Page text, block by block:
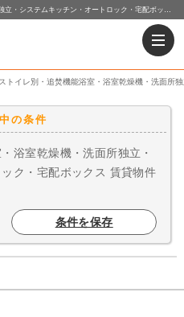
バストイレ別・追焚機能浴室・浴室乾燥機・洗面所独立・システムキッチン・オートロック・宅配ボックス ｜賃貸物件一覧｜株式会社あるある不動産
トイレ別・追焚機能浴室・浴室乾燥機・洗面所
の条件
浴室乾燥機・洗面所独立・
ク・宅配ボックス 賃貸物件
条件を保存